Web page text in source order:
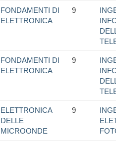
FONDAMENTI DI
ELETTRONICA
9
FONDAMENTI DI
ELETTRONICA
9
ELETTRONICA
DELLE
MICROONDE
9